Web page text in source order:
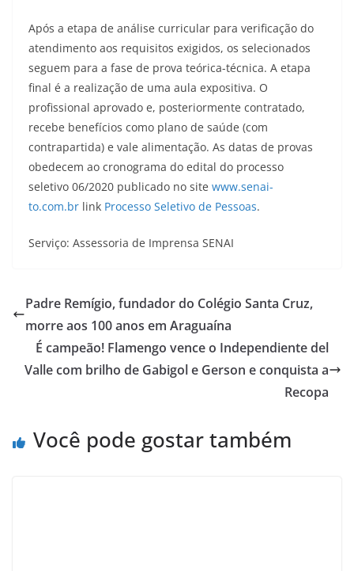
Após a etapa de análise curricular para verificação do
atendimento aos requisitos exigidos, os selecionados
seguem para a fase de prova teórica-técnica. A etapa
final é a realização de uma aula expositiva. O
profissional aprovado e, posteriormente contratado,
recebe benefícios como plano de saúde (com
contrapartida) e vale alimentação. As datas de provas
obedecem ao cronograma do edital do processo
seletivo 06/2020 publicado no site www.senai-
to.com.br link Processo Seletivo de Pessoas.
Serviço: Assessoria de Imprensa SENAI
Padre Remígio, fundador do Colégio Santa Cruz,
morre aos 100 anos em Araguaína
É campeão! Flamengo vence o Independiente del
Valle com brilho de Gabigol e Gerson e conquista a
Recopa
Você pode gostar também